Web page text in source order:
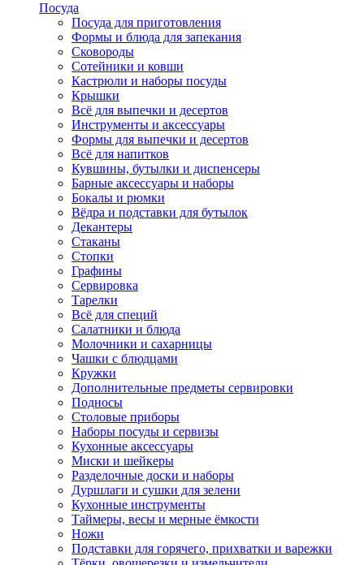
Посуда
Посуда для приготовления
Формы и блюда для запекания
Сковороды
Сотейники и ковши
Кастрюли и наборы посуды
Крышки
Всё для выпечки и десертов
Инструменты и аксессуары
Формы для выпечки и десертов
Всё для напитков
Кувшины, бутылки и диспенсеры
Барные аксессуары и наборы
Бокалы и рюмки
Вёдра и подставки для бутылок
Декантеры
Стаканы
Стопки
Графины
Сервировка
Тарелки
Всё для специй
Салатники и блюда
Молочники и сахарницы
Чашки с блюдцами
Кружки
Дополнительные предметы сервировки
Подносы
Столовые приборы
Наборы посуды и сервизы
Кухонные аксессуары
Миски и шейкеры
Разделочные доски и наборы
Дуршлаги и сушки для зелени
Кухонные инструменты
Таймеры, весы и мерные ёмкости
Ножи
Подставки для горячего, прихватки и варежки